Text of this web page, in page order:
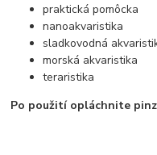
praktická pomôcka
nanoakvaristika
sladkovodná
morská akvaristika
teraristika
Po použití opláchnite